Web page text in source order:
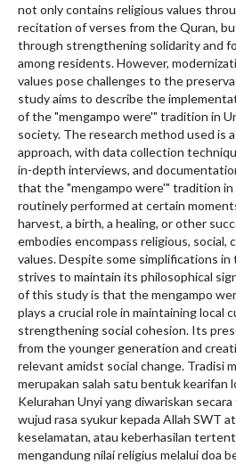
not only contains religious values
recitation of verses from the Quran,
through strengthening solidarity and
among residents. However,
values pose challenges to the
study aims to describe the
of the "mengampo were'" tradition in
society. The research method used is
approach, with data collection
in-depth interviews, and
that the "mengampo were'" tradition in
routinely performed at certain
harvest, a birth, a healing, or other
embodies encompass religious, social,
values. Despite some simplifications
strives to maintain its philosophical
of this study is that the mengampo
plays a crucial role in maintaining local
strengthening social cohesion. Its
from the younger generation and
relevant amidst social change. Tradisi
merupakan salah satu bentuk kearifan
Kelurahan Unyi yang diwariskan
wujud rasa syukur kepada Allah SWT
keselamatan, atau keberhasilan
mengandung nilai religius melalui doa